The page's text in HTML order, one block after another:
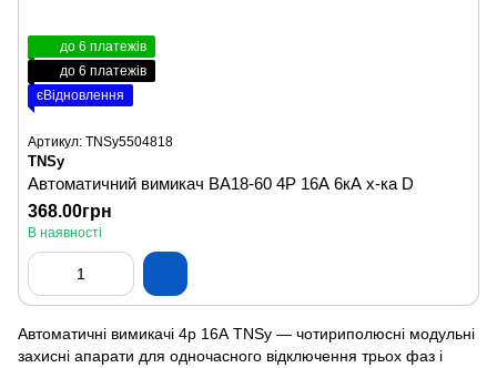
до 6 платежів
до 6 платежів
єВідновлення
Артикул: TNSy5504818
TNSy
Автоматичний вимикач ВА18-60 4Р 16А 6кА х-ка D
368.00грн
В наявності
Автоматичні вимикачі 4р 16А TNSy — чотириполюсні модульні
захисні апарати для одночасного відключення трьох фаз і